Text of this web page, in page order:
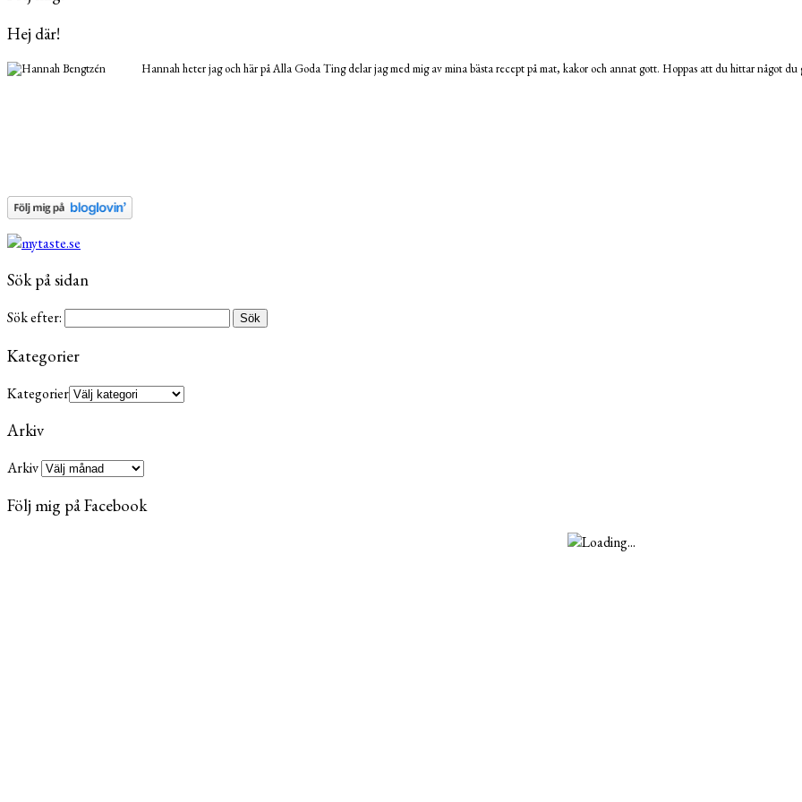
Hej där!
Hannah heter jag och här på Alla Goda Ting delar jag med mig av mina bästa recept på mat, kakor och annat gott. Hoppas att du hittar något du
Sök på sidan
Sök efter:
Kategorier
Kategorier
Arkiv
Arkiv
Följ mig på Facebook